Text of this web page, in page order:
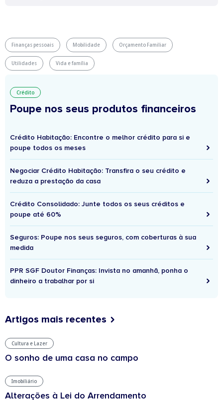
Finanças pessoais Mobilidade Orçamento Familiar
Utilidades Vida e família
Crédito
Poupe nos seus produtos financeiros
Crédito Habitação: Encontre o melhor crédito para si e
poupe todos os meses
Negociar Crédito Habitação: Transfira o seu crédito e
reduza a prestação da casa
Crédito Consolidado: Junte todos os seus créditos e
poupe até 60%
Seguros: Poupe nos seus seguros, com coberturas à sua
medida
PPR SGF Doutor Finanças: Invista no amanhã, ponha o
dinheiro a trabalhar por si
Artigos mais recentes
Cultura e Lazer
O sonho de uma casa no campo
Imobiliário
Alterações à Lei do Arrendamento